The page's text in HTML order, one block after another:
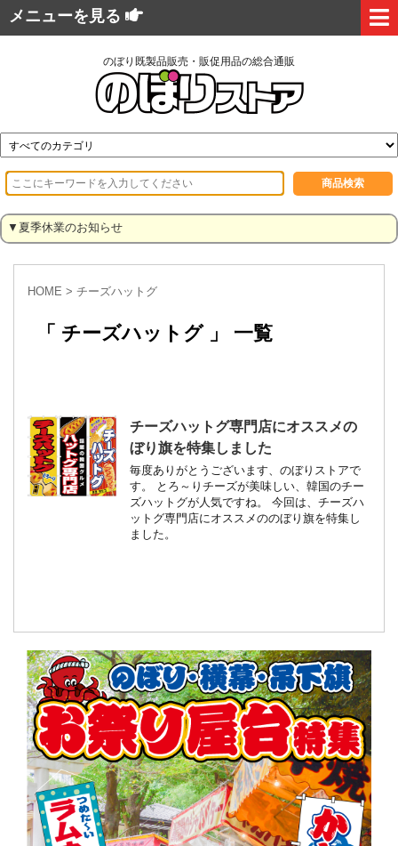
メニューを見る
のぼり既製品販売・販促用品の総合通販
▼夏季休業のお知らせ
HOME > チーズハットグ
「 チーズハットグ 」 一覧
チーズハットグ専門店にオススメの
ぼり旗を特集しました
毎度ありがとうございます、のぼりストアで
す。 とろ～りチーズが美味しい、韓国のチー
ズハットグが人気ですね。 今回は、チーズハ
ットグ専門店にオススメののぼり旗を特集し
ました。